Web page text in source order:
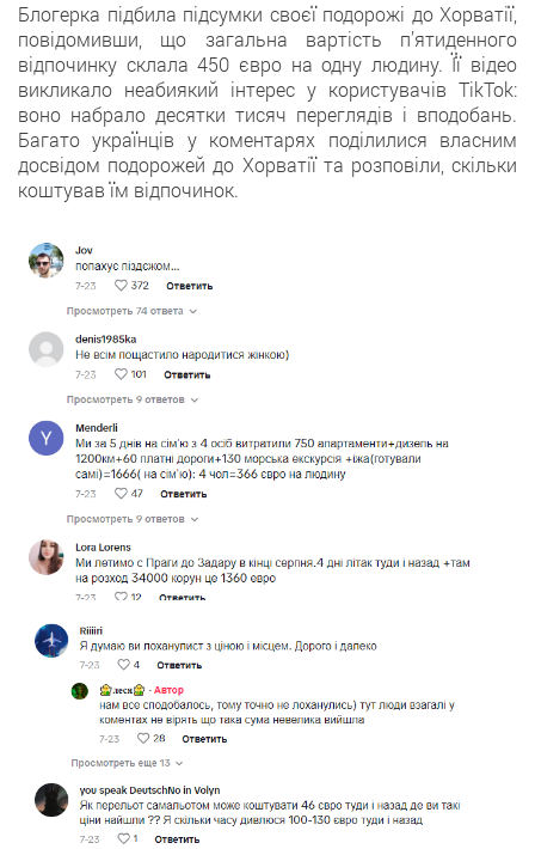
Блогерка підбила підсумки своєї подорожі до Хорватії,
повідомивши, що загальна вартість п’ятиденного
відпочинку склала 450 євро на одну людину. Її відео
викликало неабиякий інтерес у користувачів TikTok:
воно набрало десятки тисяч переглядів і вподобань.
Багато українців у коментарях поділилися власним
досвідом подорожей до Хорватії та розповіли, скільки
коштував їм відпочинок.